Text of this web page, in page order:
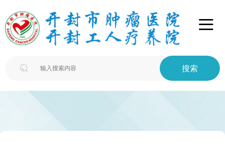

 搜索